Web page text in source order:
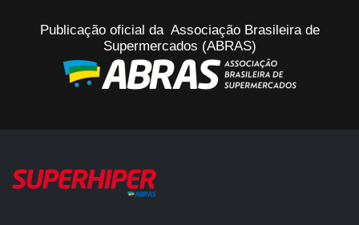
Publicação oficial da Associação Brasileira de
Supermercados (ABRAS)